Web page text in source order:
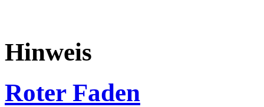
Hinweis
Roter Faden